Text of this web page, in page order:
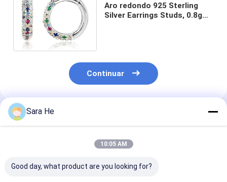
Aro redondo 925 Sterling
Silver Earrings Studs, 0.8g
Continuar
Productos Recomendados
Sara He
10:05 AM
Good day, what product are you looking for?